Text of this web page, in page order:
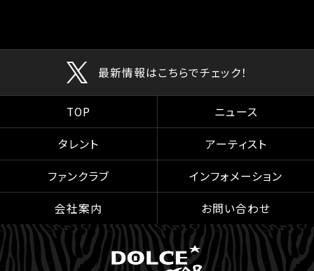
最新情報はこちらでチェック！
TOP
ニュース
タレント
アーティスト
ファンクラブ
インフォメーション
会社案内
お問い合わせ